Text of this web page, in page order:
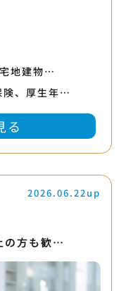
地建物…
険、厚生年…
る
2026.06.22up
の方も歓…